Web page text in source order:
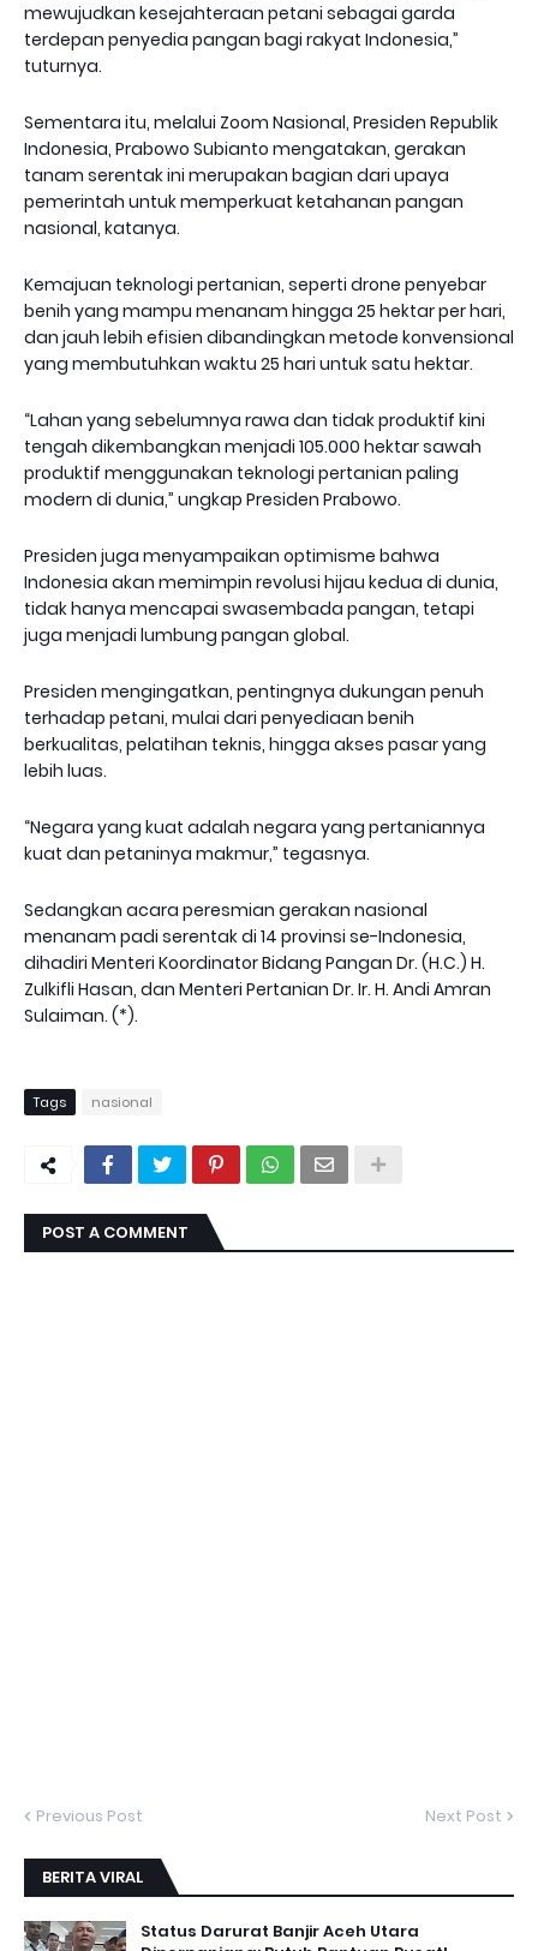
mewujudkan kesejahteraan petani sebagai garda
terdepan penyedia pangan bagi rakyat Indonesia,”
tuturnya.
Sementara itu, melalui Zoom Nasional, Presiden Republik
Indonesia, Prabowo Subianto mengatakan, gerakan
tanam serentak ini merupakan bagian dari upaya
pemerintah untuk memperkuat ketahanan pangan
nasional, katanya.
Kemajuan teknologi pertanian, seperti drone penyebar
benih yang mampu menanam hingga 25 hektar per hari,
dan jauh lebih efisien dibandingkan metode konvensional
yang membutuhkan waktu 25 hari untuk satu hektar.
“Lahan yang sebelumnya rawa dan tidak produktif kini
tengah dikembangkan menjadi 105.000 hektar sawah
produktif menggunakan teknologi pertanian paling
modern di dunia,” ungkap Presiden Prabowo.
Presiden juga menyampaikan optimisme bahwa
Indonesia akan memimpin revolusi hijau kedua di dunia,
tidak hanya mencapai swasembada pangan, tetapi
juga menjadi lumbung pangan global.
Presiden mengingatkan, pentingnya dukungan penuh
terhadap petani, mulai dari penyediaan benih
berkualitas, pelatihan teknis, hingga akses pasar yang
lebih luas.
“Negara yang kuat adalah negara yang pertaniannya
kuat dan petaninya makmur,” tegasnya.
Sedangkan acara peresmian gerakan nasional
menanam padi serentak di 14 provinsi se-Indonesia,
dihadiri Menteri Koordinator Bidang Pangan Dr. (H.C.) H.
Zulkifli Hasan, dan Menteri Pertanian Dr. Ir. H. Andi Amran
Sulaiman. (*).
Tags nasional
POST A COMMENT
Previous Post Next Post
BERITA VIRAL
Status Darurat Banjir Aceh Utara